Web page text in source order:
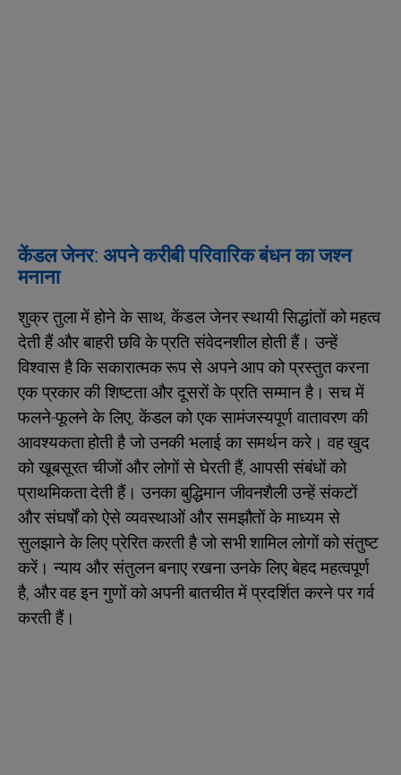
केंडल जेनर: अपने करीबी परिवारिक बंधन का जश्न
मनाना
शुक्र तुला में होने के साथ, केंडल जेनर स्थायी सिद्धांतों को महत्व
देती हैं और बाहरी छवि के प्रति संवेदनशील होती हैं। उन्हें
विश्वास है कि सकारात्मक रूप से अपने आप को प्रस्तुत करना
एक प्रकार की शिष्टता और दूसरों के प्रति सम्मान है। सच में
फलने-फूलने के लिए, केंडल को एक सामंजस्यपूर्ण वातावरण की
आवश्यकता होती है जो उनकी भलाई का समर्थन करे। वह खुद
को खूबसूरत चीजों और लोगों से घेरती हैं, आपसी संबंधों को
प्राथमिकता देती हैं। उनका बुद्धिमान जीवनशैली उन्हें संकटों
और संघर्षों को ऐसे व्यवस्थाओं और समझौतों के माध्यम से
सुलझाने के लिए प्रेरित करती है जो सभी शामिल लोगों को संतुष्ट
करें। न्याय और संतुलन बनाए रखना उनके लिए बेहद महत्वपूर्ण
है, और वह इन गुणों को अपनी बातचीत में प्रदर्शित करने पर गर्व
करती हैं।